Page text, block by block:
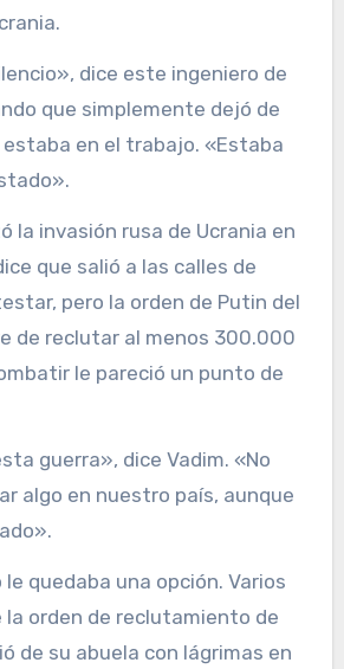
dice este ingeniero de
que simplemente dejó de
en el trabajo. «Estaba
la invasión rusa de Ucrania en
que salió a las calles de
pero la orden de Putin del
de reclutar al menos 300.000
le pareció un punto de
guerra», dice Vadim. «No
algo en nuestro país, aunque
le quedaba una opción. Varios
la orden de reclutamiento de
de su abuela con lágrimas en